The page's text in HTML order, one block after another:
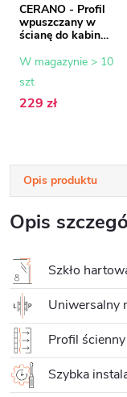
CERANO - Profil
wpuszczany w
ścianę do kabin
typu walk-in - 8
cm
W magazynie > 10
szt
229 zł
Opis produktu
Opis
Szkło
Uniwersalny
Profil
Szybka